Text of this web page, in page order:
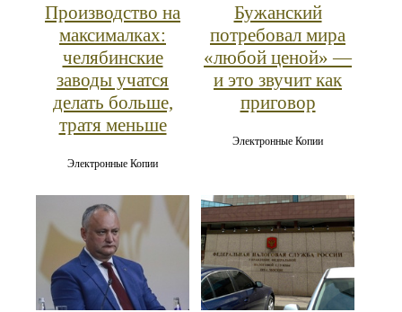
Производство на
максималках:
челябинские
заводы учатся
делать больше,
тратя меньше
Электронные Копии
Бужанский
потребовал мира
«любой ценой» —
и это звучит как
приговор
Электронные Копии